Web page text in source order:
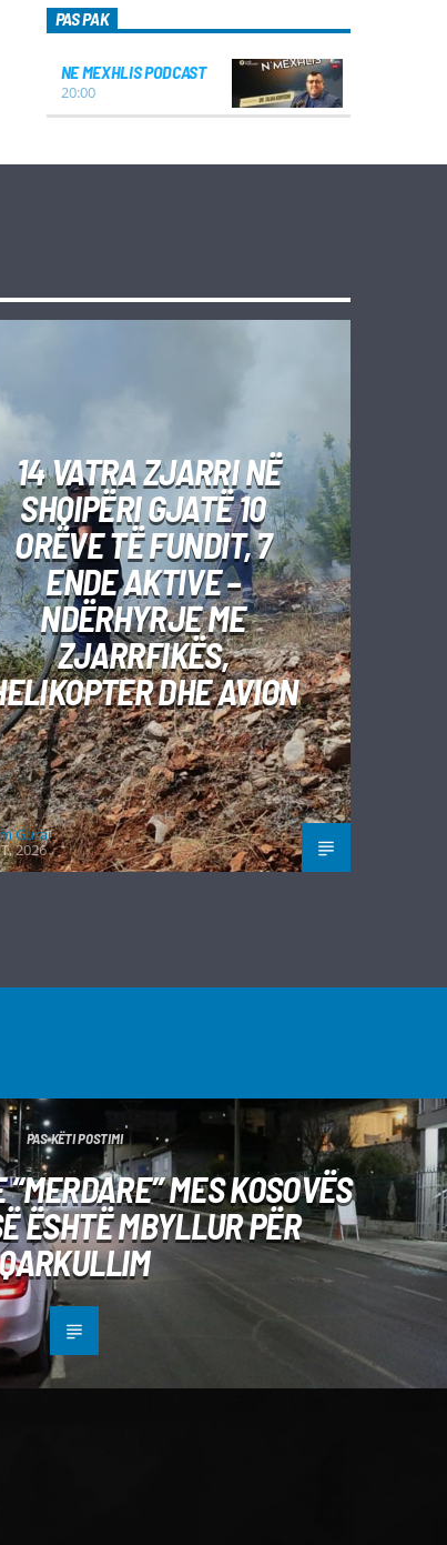
PAS PAK
NE MEXHLIS PODCAST
20:00
14 VATRA ZJARRI NË
SHQIPËRI GJATË 10
ORËVE TË FUNDIT, 7
ENDE AKTIVE –
NDËRHYRJE ME
ZJARRFIKËS,
DHE AVION
Guraj
2026
PAS KËTI POSTIMI
MES KOSOVËS
ËSHTË MBYLLUR PËR